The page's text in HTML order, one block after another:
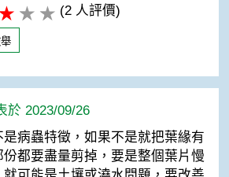
(2 人評價)
於 2023/09/26
是病蟲特徵，如果不是就把葉緣有
份都要盡量剪掉，要是整個葉片慢